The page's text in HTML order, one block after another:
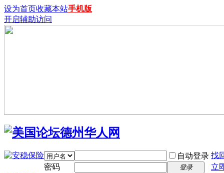
设为首页收藏本站手机版
开启辅助访问
自动登录 找
密码
登录
立